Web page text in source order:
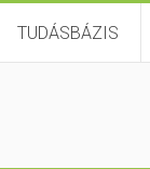
TUDÁSBÁZIS